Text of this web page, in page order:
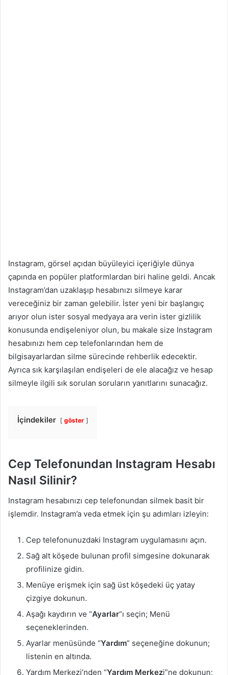
Instagram, görsel açıdan büyüleyici içeriğiyle dünya
çapında en popüler platformlardan biri haline geldi. Ancak
Instagram’dan uzaklaşıp hesabınızı silmeye karar
vereceğiniz bir zaman gelebilir. İster yeni bir başlangıç ​​
arıyor olun ister sosyal medyaya ara verin ister gizlilik
konusunda endişeleniyor olun, bu makale size Instagram
hesabınızı hem cep telefonlarından hem de
bilgisayarlardan silme sürecinde rehberlik edecektir.
Ayrıca sık karşılaşılan endişeleri de ele alacağız ve hesap
silmeyle ilgili sık sorulan soruların yanıtlarını sunacağız.
İçindekiler göster
Cep Telefonundan Instagram Hesabı
Nasıl Silinir?
Instagram hesabınızı cep telefonundan silmek basit bir
işlemdir. Instagram’a veda etmek için şu adımları izleyin:
Cep telefonunuzdaki Instagram uygulamasını açın.
Sağ alt köşede bulunan profil simgesine dokunarak
profilinize gidin.
Menüye erişmek için sağ üst köşedeki üç yatay
çizgiye dokunun.
Aşağı kaydırın ve “Ayarlar“ı seçin; Menü
seçeneklerinden.
Ayarlar menüsünde “Yardım” seçeneğine dokunun;
listenin en altında.
Yardım Merkezi’nden “Yardım Merkezi”ne dokunun;